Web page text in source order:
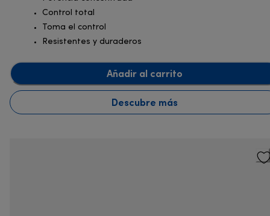
Control total
Toma el control
Resistentes y duraderos
Añadir al carrito
Descubre más